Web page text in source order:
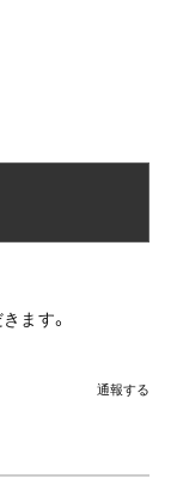
ます。
通報する